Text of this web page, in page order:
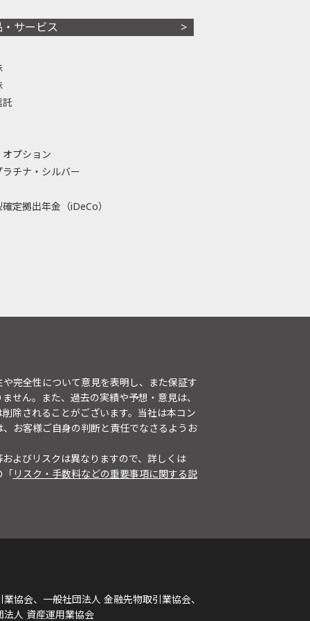
・サービス
託
プション
ラチナ・シルバー
定拠出年金（iDeCo）
完全性について意見を表明し、また保証す
せん。また、過去の実績や予想・意見は、
除されることがございます。当社は本コン
お客様ご自身の判断と責任でなさるようお
よびリスクは異なりますので、詳しくは
「リスク・手数料などの重要事項に関する説
協会、一般社団法人 金融先物取引業協会、
人 資産運用業協会